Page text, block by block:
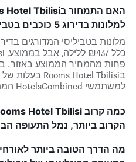
למלונות בדירוג 5 כוכבים בטביליסי?
פחות מהמחיר הממוצע באזור.
למשתמשי HotelsCombined המתכננים לבקר בטביליסי.
הקרוב ביותר, נמל התעופה
מה הדרך הטובה ביותר